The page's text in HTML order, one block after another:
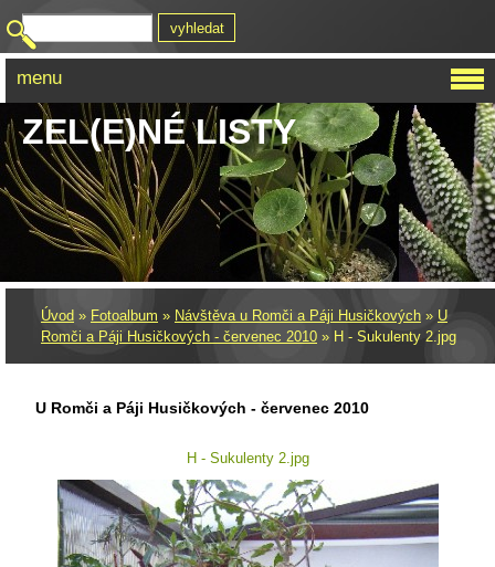
ZEL(E)NÉ LISTY
Úvod » Fotoalbum » Návštěva u Romči a Páji Husičkových » U
Romči a Páji Husičkových - červenec 2010 » H - Sukulenty 2.jpg
U Romči a Páji Husičkových - červenec 2010
H - Sukulenty 2.jpg
menu